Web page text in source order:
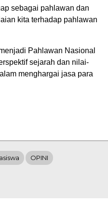
sebagai pahlawan dan
kita terhadap pahlawan
Pahlawan Nasional
sejarah dan nilai-
menghargai jasa para
OPINI